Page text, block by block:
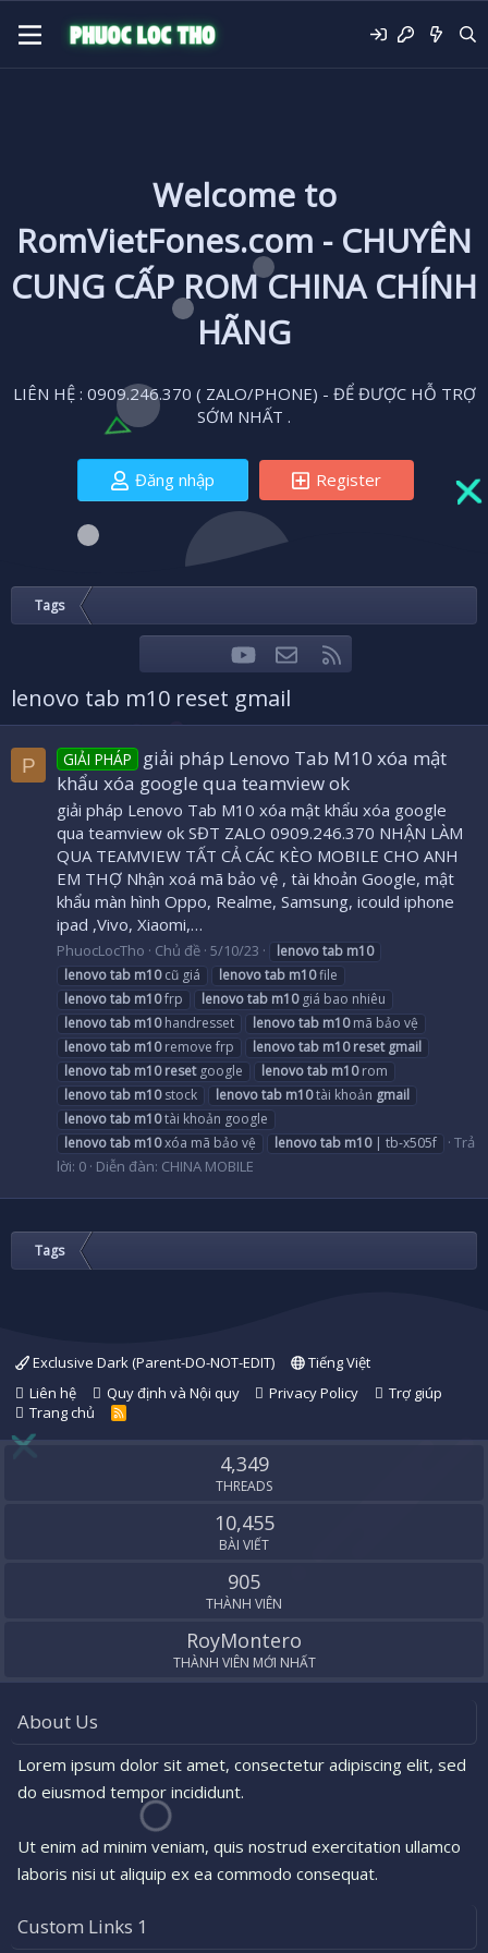
Welcome to
RomVietFones.com - CHUYÊN
CUNG CẤP ROM CHINA CHÍNH
HÃNG
LIÊN HỆ : 0909.246.370 ( ZALO/PHONE) - ĐỂ ĐƯỢC HỖ TRỢ
SỚM NHẤT .
Đăng nhập Register
Tags
FacebookTwitteryoutubeLiên hệ
lenovo tab m10 reset gmail
P GIẢI PHÁP
giải pháp Lenovo Tab M10 xóa mật
khẩu xóa google qua teamview ok
giải pháp Lenovo Tab M10 xóa mật khẩu xóa google
qua teamview ok SĐT ZALO 0909.246.370 NHẬN LÀM
QUA TEAMVIEW TẤT CẢ CÁC KÈO MOBILE CHO ANH
EM THỢ Nhận xoá mã bảo vệ , tài khoản Google, mật
khẩu màn hình Oppo, Realme, Samsung, icould iphone
ipad ,Vivo, Xiaomi,…
PhuocLocTho Chủ đề 5/10/23 lenovotab m10
lenovotab m10cũ giá lenovotab m10file
lenovotab m10frp lenovotab m10giá bao nhiêu
lenovotab m10handresset lenovotab m10mã bảo vệ
lenovotab m10remove frp lenovotab m10 reset gmail
lenovotab m10 resetgoogle lenovotab m10rom
lenovotab m10stock lenovotab m10tài khoản gmail
lenovotab m10tài khoản google
lenovotab m10xóa mã bảo vệ lenovotab m10| tb-x505f
Trả
lời: 0 Diễn đàn: CHINA MOBILE
Tags
Exclusive Dark (Parent-DO-NOT-EDIT)
Tiếng Việt
Liên hệ
Quy định và Nội quy Privacy Policy
Trợ giúp
Trang chủ
R
S
4,349
THREADS
10,455
BÀI VIẾT
905
THÀNH VIÊN
RoyMontero
THÀNH VIÊN MỚI NHẤT
About Us
Lorem ipsum dolor sit amet, consectetur adipiscing elit, sed
do eiusmod tempor incididunt.
Ut enim ad minim veniam, quis nostrud exercitation ullamco
laboris nisi ut aliquip ex ea commodo consequat.
Custom Links 1